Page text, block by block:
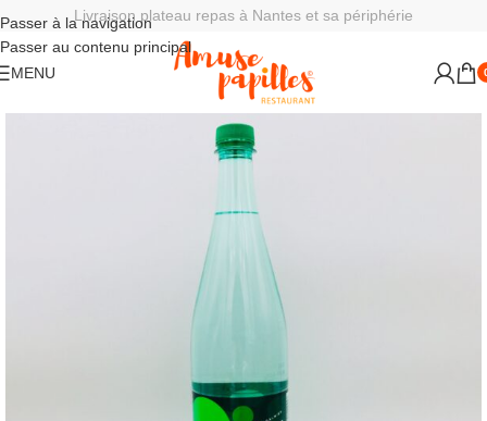
Passer à la navigation
Passer au contenu principal
Livraison plateau repas à Nantes et sa périphérie
MENU